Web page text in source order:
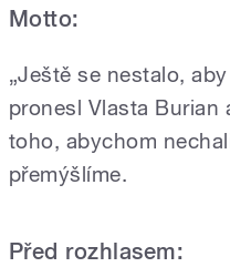
Motto:
„Ještě se nestalo,
pronesl Vlasta Burian
toho, abychom
přemýšlíme.
Před rozhlasem: